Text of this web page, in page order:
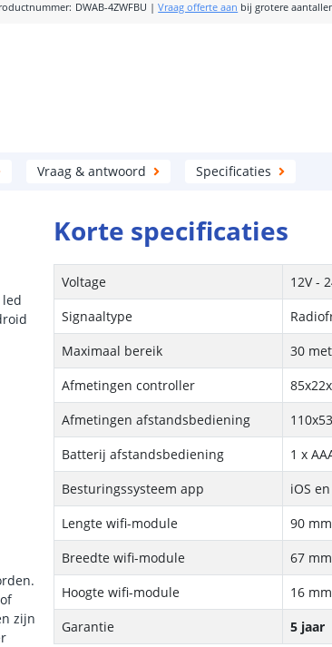
: DWAB-4ZWFBU |Vraag offerte aan bij grotere
Vraag & antwoord Specificaties
zijn
Korte specificaties
Voltage
12V -
Signaaltype
Maximaal bereik
30
Afmetingen controller
Afmetingen afstandsbediening
Batterij afstandsbediening
1 x
Besturingssysteem app
iOS
Lengte wifi-module
90 mm
Breedte wifi-module
67 mm
Hoogte wifi-module
16 mm
Garantie
5 jaar